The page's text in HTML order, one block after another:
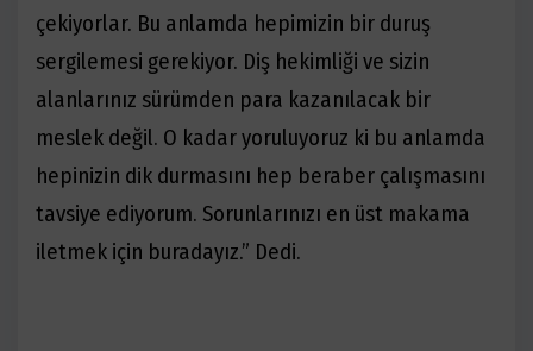
çekiyorlar. Bu anlamda hepimizin bir duruş
sergilemesi gerekiyor. Diş hekimliği ve sizin
alanlarınız sürümden para kazanılacak bir
meslek değil. O kadar yoruluyoruz ki bu anlamda
hepinizin dik durmasını hep beraber çalışmasını
tavsiye ediyorum. Sorunlarınızı en üst makama
iletmek için buradayız.” Dedi.